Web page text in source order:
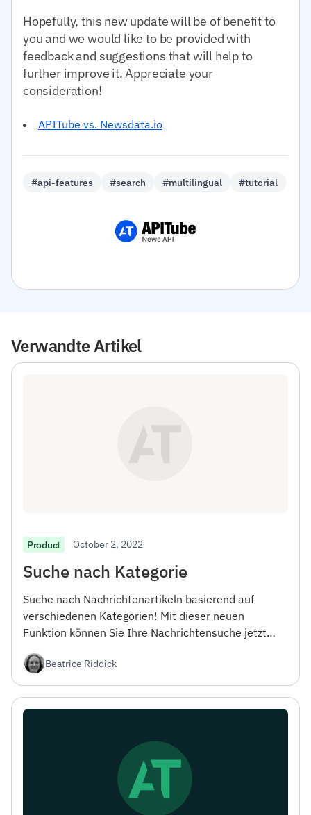
Hopefully, this new update will be of benefit to
you and we would like to be provided with
feedback and suggestions that will help to
further improve it. Appreciate your
consideration!
APITube vs. Newsdata.io
#api-features #search #multilingual #tutorial
Verwandte Artikel
Product October 2, 2022
Suche nach Kategorie
Suche nach Nachrichtenartikeln basierend auf
verschiedenen Kategorien! Mit dieser neuen
Funktion können Sie Ihre Nachrichtensuche jetzt
Interessengebieten finden.
Beatrice Riddick